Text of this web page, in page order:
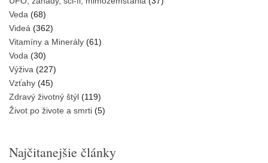
Veda (68)
Videá (362)
Vitamíny a Minerály (61)
Voda (30)
Výživa (227)
Vzťahy (45)
Zdravý životný štýl (119)
Život po živote a smrti (5)
Najčitanejšie články